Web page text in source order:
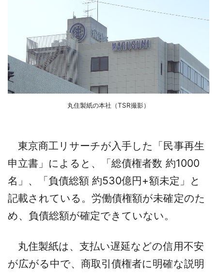
丸住製紙の本社（TSR撮影）
東京商工リサーチが入手した「民事再生
申立書」によると、「総債権者数 約1000
名」、「負債総額 約530億円+額未定」と
記載されている。労働債権額が未確定のた
め、負債総額が確定できていない。
丸住製紙は、支払い遅延などの信用不安
が広がる中で、商取引債権者に明確な説明